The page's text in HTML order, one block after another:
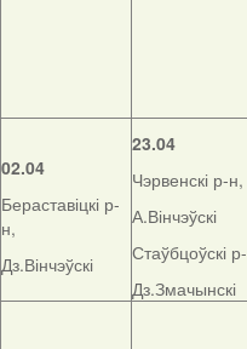
02.04
Бераставіцкі р-
н,
Дз.Вінчэўскі
23.04
Чэрвенскі р-н,
А.Вінчэўскі
Стаўбцоўскі
Дз.Змачынскі